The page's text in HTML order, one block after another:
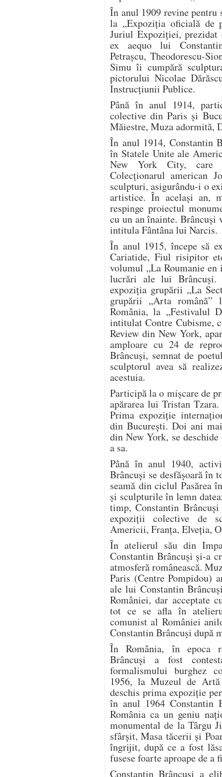
În anul 1909 revine
la „Expoziția oficială de
Juriul Expoziției,
ex aequo lui
Petrașcu, Theodorescu-
Simu îi cumpără
pictorului Nicolae
Instrucțiunii Publice.
Până în anul 1914,
colective din Paris și
Măiestre, Muza adormită,
În anul 1914, Constantin
în Statele Unite ale
New York City, care
Colecționarul american
sculpturi, asigurându-i o
artistice. În același an,
respinge proiectul
cu un an înainte. Brâncuși
intitula Fântâna lui Narcis.
În anul 1915, începe să
Cariatide, Fiul risipitor
volumul „La Roumanie en
lucrări ale lui
expoziția grupării „La
grupării „Arta
România, la „Festivalul
intitulat Contre Cubisme,
Review din New York,
amploare cu 24 de
Brâncuși, semnat de
sculptorul avea să
acestuia.
Participă la o mișcare de
apărarea lui Tristan
Prima expoziție
din București. Doi ani
din New York, se
a sa.
Până în anul 1940,
Brâncuși se desfășoară în
seamă din ciclul Pasărea
și sculpturile în lemn
timp, Constantin
expoziții colective de
Americii, Franța, Elveția,
În atelierul său din
Constantin Brâncuși și-a
atmosferă românească.
Paris (Centre Pompidou)
ale lui Constantin
României, dar acceptate
tot ce se afla în
comunist al României
Constantin Brâncuși după
În România, în epoca
Brâncuși a fost
formalismului burghez
1956, la Muzeul de
deschis prima expoziție
în anul 1964 Constantin
România ca un geniu
monumental de la Târgu
sfârșit, Masa tăcerii și
îngrijit, după ce a fost
fusese foarte aproape de a
Constantin Brâncuși a